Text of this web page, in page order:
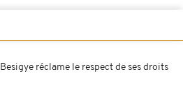
réclame le respect de ses droits